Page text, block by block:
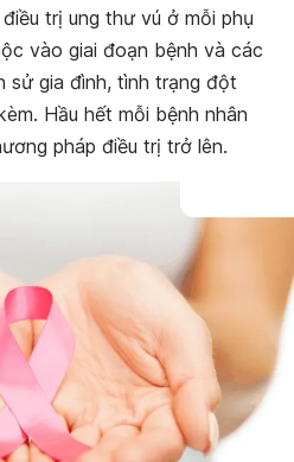
trị ung thư vú ở mỗi phụ
vào giai đoạn bệnh và các
sử gia đình, tình trạng đột
Hầu hết mỗi bệnh nhân
pháp điều trị trở lên.